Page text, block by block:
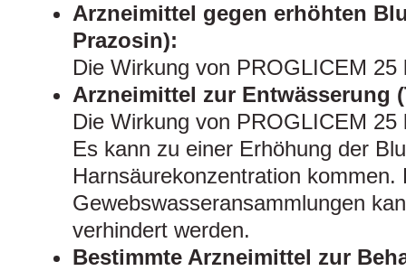
Arzneimittel gegen erhöhten
Prazosin):
Die Wirkung von PROGLICEM
Arzneimittel zur Entwässerung
Die Wirkung von PROGLICEM
Es kann zu einer Erhöhung der
Harnsäurekonzentration kommen.
Gewebswasseransammlungen
verhindert werden.
Bestimmte Arzneimittel zur